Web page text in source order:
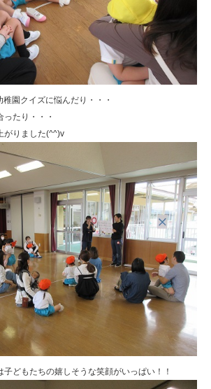
園クイズに悩んだり・・・
たり・・・
がりました(^^)v
どもたちの嬉しそうな笑顔がいっぱい！！